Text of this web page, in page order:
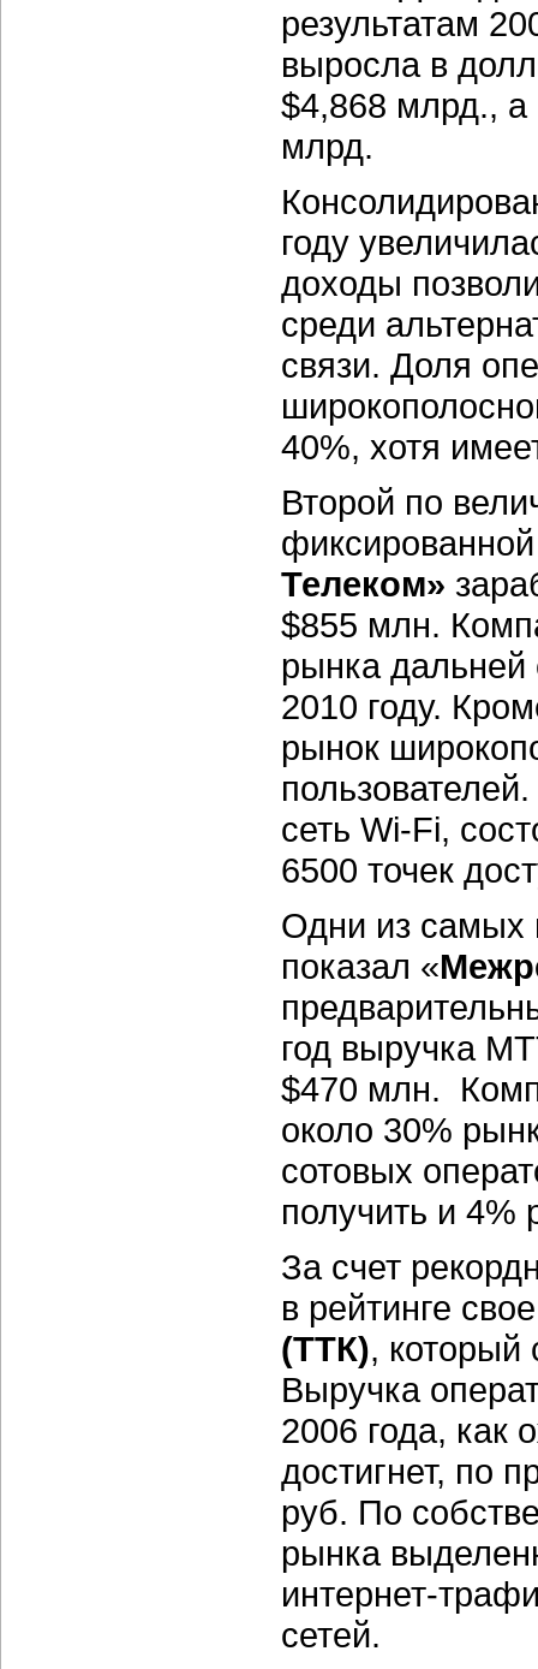
результатам
выросла в
$4,868 млрд., а
млрд.
году
доходы
среди
связи. Доля
40%, хотя
Второй по
Телеком»
$855 млн.
рынка дальней
2010 году.
рынок
сеть Wi-Fi,
6500 точек
Одни из самых
показал «
год выручка
$470 млн.
около 30%
сотовых
получить и 4%
За счет
в рейтинге
(ТТК), который
Выручка
2006 года, как
достигнет, по
руб. По
рынка
интернет-
сетей.